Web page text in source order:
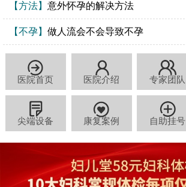
【方法】 意外怀孕的解决方法
【不孕】 做人流会不会导致不孕
医院首页 医院介绍 专家团队
尖端设备 康复案例 自助挂号